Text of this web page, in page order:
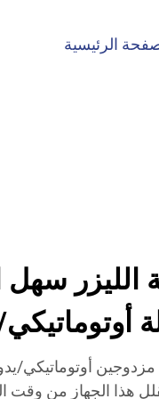
الرئيسية
الليزر
أوتوماتيكي/
هذا الجهاز من وقت